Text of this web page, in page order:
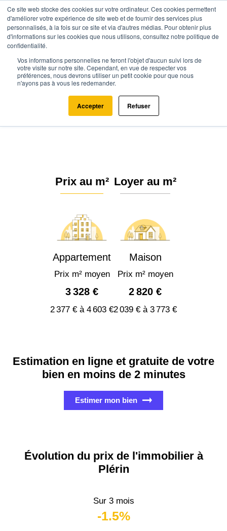
Ce site web stocke des cookies sur votre ordinateur. Ces cookies permettent
d'améliorer votre expérience de site web et de fournir des services plus
personnalisés, à la fois sur ce site et via d'autres médias. Pour obtenir plus
d'informations sur les cookies que nous utilisons, consultez notre politique de
confidentialité.
Vos informations personnelles ne feront l'objet d'aucun suivi lors de
votre visite sur notre site. Cependant, en vue de respecter vos
préférences, nous devrons utiliser un petit cookie pour que nous
n'ayons pas à vous les redemander.
Accepter Refuser
Agence.immo Prix immobilier Bretagne Côtes-d'Armor
Plérin (22190)
Estimation immobilière à Plérin :
Prix m² 2026
Prix au m²
Appartement
Prix m² moyen
3 328 €
2 377 € à 4 603 €
Loyer au m²
Maison
Prix m² moyen
2 820 €
2 039 € à 3 773 €
Estimation en ligne et gratuite de votre
bien en moins de 2 minutes
Estimer mon bien
Évolution du prix de l'immobilier à
Plérin
Sur 3 mois
-1.5%